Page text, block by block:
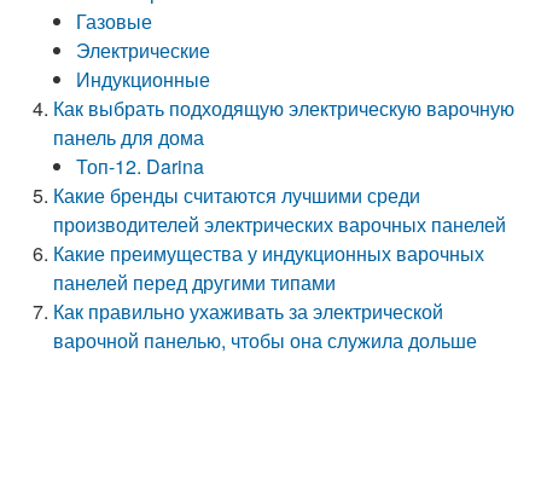
Газовые
Электрические
Индукционные
Как выбрать подходящую электрическую варочную
панель для дома
Топ-12. Darina
Какие бренды считаются лучшими среди
производителей электрических варочных панелей
Какие преимущества у индукционных варочных
панелей перед другими типами
Как правильно ухаживать за электрической
варочной панелью, чтобы она служила дольше